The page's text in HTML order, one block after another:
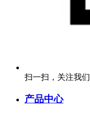
扫一扫，关注我们
产品中心